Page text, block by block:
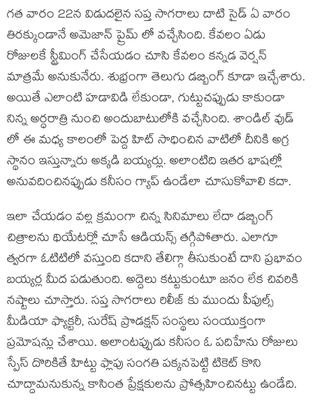
గత వారం 22న విడుదలైన సప్త సాగరాలు దాటి సైడ్ ఏ వారం
తిరక్కుండానే అమెజాన్ ప్రైమ్ లో వచ్చేసింది. కేవలం ఏడు
రోజులకే స్ట్రీమింగ్ చేసేయడం చూసి కేవలం కన్నడ వెర్షన్
మాత్రమే అనుకునేరు. శుభ్రంగా తెలుగు డబ్బింగ్ కూడా ఇచ్చేశారు.
అయితే ఎలాంటి హడావిడి లేకుండా, గుట్టుచప్పుడు కాకుండా
నిన్న అర్ధరాత్రి నుంచి అందుబాటులోకి వచ్చేసింది. శాండిల్ వుడ్
లో ఈ మధ్య కాలంలో పెద్ద హిట్ సాధించిన వాటిలో దీనికి అగ్ర
స్థానం ఇస్తున్నారు అక్కడి బయ్యర్లు. అలాంటిది ఇతర భాషల్లో
అనువదించినప్పుడు కనీసం గ్యాప్ ఉండేలా చూసుకోవాలి కదా.
ఇలా చేయడం వల్ల క్రమంగా చిన్న సినిమాలు లేదా డబ్బింగ్
చిత్రాలను థియేటర్లో చూసే ఆడియన్స్ తగ్గిపోతారు. ఎలాగూ
త్వరగా ఓటిటిలో వస్తుంది కదాని తేలిగ్గా తీసుకుంటే దాని ప్రభావం
బయ్యర్ల మీద పడుతుంది. అద్దెలు కట్టుకుంటూ జనం లేక చివరికి
నష్టాలు చూస్తారు. సప్త సాగరాలు రిలీజ్ కు ముందు పీపుల్స్
మీడియా ఫ్యాక్టరీ, సురేష్ ప్రొడక్షన్ సంస్థలు సంయుక్తంగా
ప్రమోషన్లు చేశాయి. అలాంటప్పుడు కనీసం ఓ పదిహేను రోజులు
స్పేస్ దొరికితే హిట్టు ఫ్లాపు సంగతి పక్కనపెట్టి టికెట్ కొని
చూద్దామనుకున్న కాసింత ప్రేక్షకులను ప్రోత్సహించినట్టు ఉండేది.